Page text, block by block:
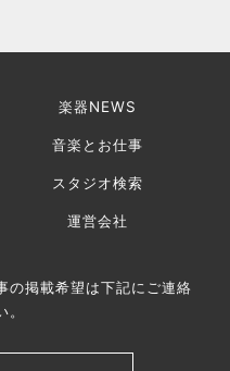
楽器NEWS
音楽とお仕事
スタジオ検索
運営会社
の掲載希望は下記にご連絡
。